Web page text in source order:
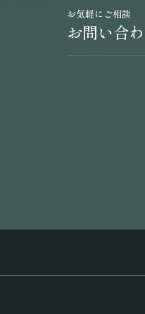
お気軽にご相談
お問い合